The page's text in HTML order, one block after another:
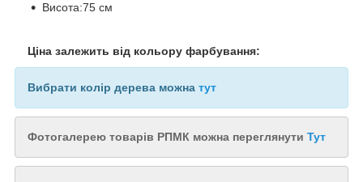
Висота:75 см
Ціна залежить від кольору фарбування:
Вибрати колір дерева можна тут
Фотогалерею товарів РПМК можна переглянути Тут